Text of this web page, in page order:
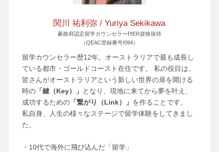
関川 祐利弥 / Yuriya Sekikawa
豪政府認定留学カウンセラーPIER資格保持
（QEAC登録番号I094）
留学カウンセラー歴12年。オーストラリアで最も成長し
ている都市・ゴールドコースト在住です。 私の役目は、
皆さんがオーストラリアという新しい世界の扉を開ける
時の「鍵（Key）」 となり、現地に来てから夢を叶え、
成功するための「繋がり（Link）」 を作ることです。
私自身、人生の様々なステージで留学体験をしてきまし
た。
・10代で海外に飛び込んだ「留学」